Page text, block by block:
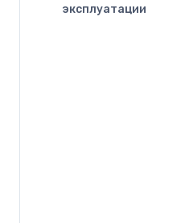
эксплуатации